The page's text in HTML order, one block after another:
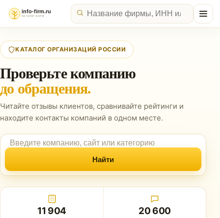
КАТАЛОГ ОРГАНИЗАЦИЙ РОССИИ
Проверьте компанию
до обращения.
Читайте отзывы клиентов, сравнивайте рейтинги и
находите контакты компаний в одном месте.
Найти
11 904 20 600